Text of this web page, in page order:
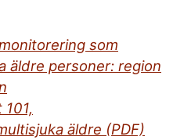
som
äldre personer: region
äldre (PDF)